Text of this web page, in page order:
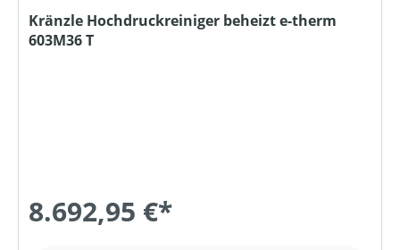
Kränzle Hochdruckreiniger beheizt e-therm
603M36 T
8.692,95 €*